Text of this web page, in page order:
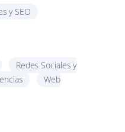
y SEO
Redes Sociales y
Web